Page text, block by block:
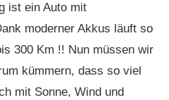
ist ein Auto mit
moderner Akkus läuft so
300 Km !! Nun müssen wir
kümmern, dass so viel
mit Sonne, Wind und